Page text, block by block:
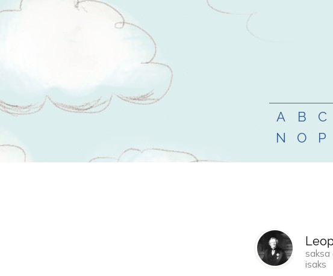
A B C
N
O P
saksa
isaks